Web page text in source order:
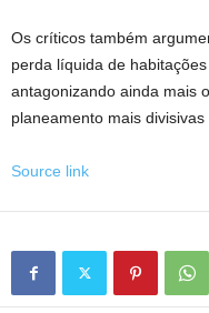
Os críticos também
perda líquida de
antagonizando ainda mais
planeamento mais divisivas
Source link